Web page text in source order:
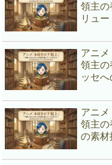
領主の
リュ
アニメ
領主の
ッセ
アニメ
領主の
の素材